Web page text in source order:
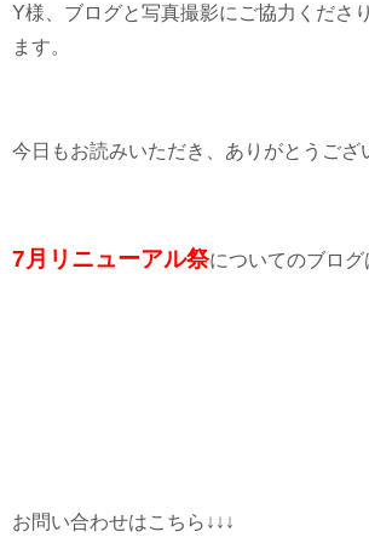
Y様、ブログと写真撮影にご協力くださ
ます。
今日もお読みいただき、ありがとうござ
7月リニューアル祭についてのブログ
お問い合わせはこちら↓↓↓